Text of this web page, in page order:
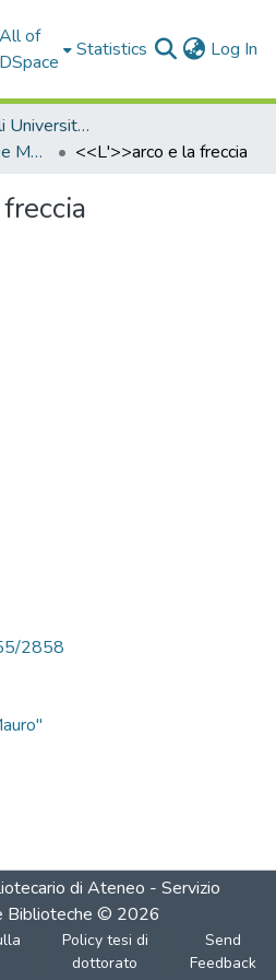
All of
DSpace
Statistics Log In
Collezioni Digitali Università della Calabria
Sala di ricerca "Tullio De Mauro"
<<L'>>arco e la freccia
2858
di Ateneo - Servizio
Biblioteche © 2026
Policy tesi di
dottorato
Send
Feedback